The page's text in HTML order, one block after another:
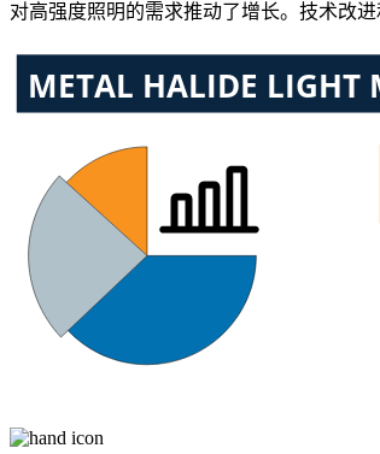
对高强度照明的需求推动了增长。技术改